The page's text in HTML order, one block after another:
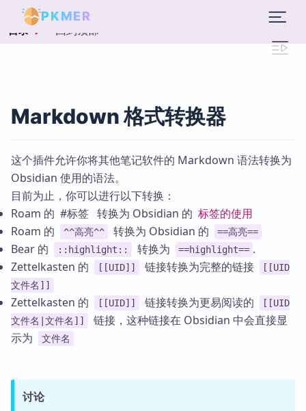
PKMER
目录 回到顶部
Markdown 格式转换器
这个插件允许你将其他笔记软件的 Markdown 语法转换为
Obsidian 使用的语法。
目前为止，你可以进行以下转换：
Roam 的 #标签 转换为 Obsidian 的 标签的使用
Roam 的
^^高亮^^ 转换为 Obsidian 的 ==高亮==
Bear 的 ::highlight:: 转换为 ==highlight== .
Zettelkasten 的
[[UID]] 链接转换为完整的链接
[[UID
文件名]]
Zettelkasten 的 [[UID]] 链接转换为更易阅读的
[[UID
文件名|文件名]]
链接，这种链接在 Obsidian 中会直接显
示为
文件名
讨论